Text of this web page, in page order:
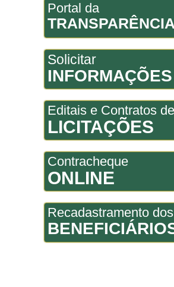
Portal da
TRANSPARÊNCIA
Solicitar
INFORMAÇÕES
Editais e Contratos de
LICITAÇÕES
Contracheque
ONLINE
Recadastramento dos